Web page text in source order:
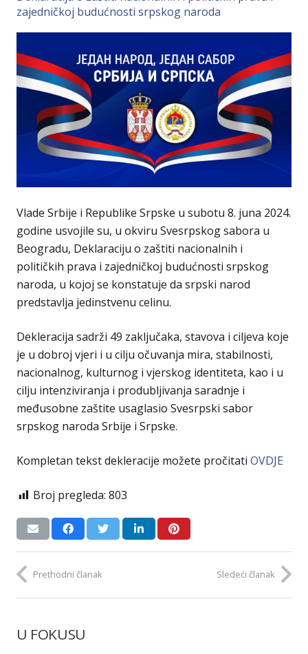
zajedničkoj budućnosti srpskog naroda
Vlade Srbije i Republike Srpske u subotu 8. juna 2024.
godine usvojile su, u okviru Svesrpskog sabora u
Beogradu, Deklaraciju o zaštiti nacionalnih i
političkih prava i zajedničkoj budućnosti srpskog
naroda, u kojoj se konstatuje da srpski narod
predstavlja jedinstvenu celinu.
Dekleracija sadrži 49 zaključaka, stavova i ciljeva koje
je u dobroj vjeri i u cilju očuvanja mira, stabilnosti,
nacionalnog, kulturnog i vjerskog identiteta, kao i u
cilju intenziviranja i produbljivanja saradnje i
međusobne zaštite usaglasio Svesrpski sabor
srpskog naroda Srbije i Srpske.
Kompletan tekst dekleracije možete pročitati OVDJE
Broj pregleda: 803
Prethodni članak Sledeći članak
U FOKUSU